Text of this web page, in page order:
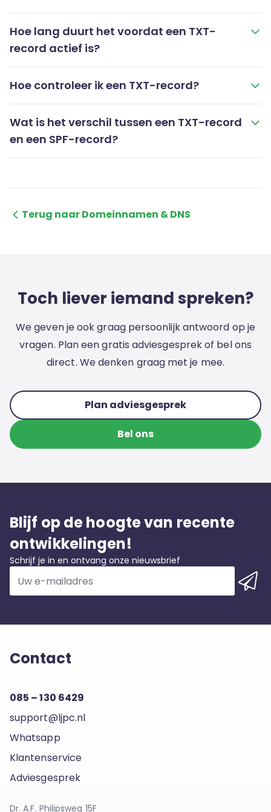
Hoe lang duurt het voordat een TXT-
record actief is?
Hoe controleer ik een TXT-record?
Wat is het verschil tussen een TXT-record
en een SPF-record?
Terug naar Domeinnamen & DNS
Toch liever iemand spreken?
We geven je ook graag persoonlijk antwoord op je
vragen. Plan een gratis adviesgesprek of bel ons
direct. We denken graag met je mee.
Plan adviesgesprek
Bel ons
Blijf op de hoogte van recente
ontwikkelingen!
Schrijf je in en ontvang onze nieuwsbrief
Contact
085 – 130 6429
support@ljpc.nl
Whatsapp
Klantenservice
Adviesgesprek
Dr. A.F. Philipsweg 15F